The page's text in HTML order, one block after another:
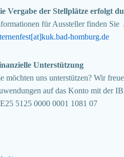
Vergabe der Stellplätze erfolgt
für Aussteller finden Sie
homburg.de
Unterstützung
möchten uns unterstützen? Wir
auf das Konto mit der
5125 0000 0001 1081 07